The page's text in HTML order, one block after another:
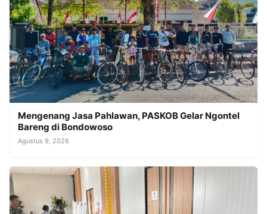
Mengenang Jasa Pahlawan, PASKOB Gelar Ngontel
Bareng di Bondowoso
Agustus 9, 2026